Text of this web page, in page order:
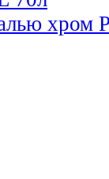
хром